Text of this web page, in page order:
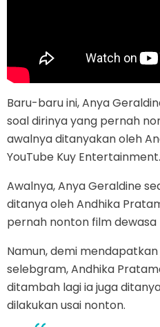
Baru-baru ini, Anya
soal dirinya yang pernah
awalnya ditanyakan oleh
YouTube Kuy Entertainment.
Awalnya, Anya Geraldine
ditanya oleh Andhika
pernah nonton film
Namun, demi
selebgram, Andhika
ditambah lagi ia juga
dilakukan usai nonton.